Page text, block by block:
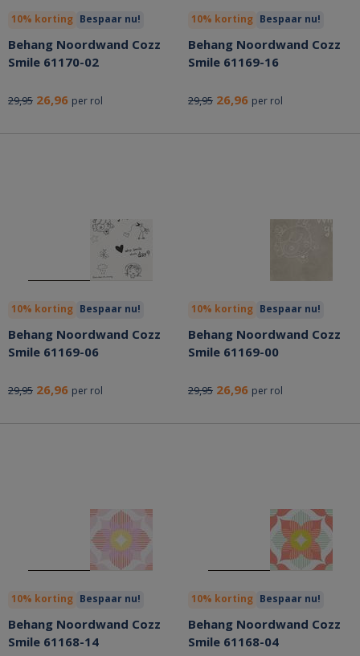
10% korting Bespaar nu!
Behang Noordwand Cozz
Smile 61170-02
29,95 26,96 per rol
10% korting Bespaar nu!
Behang Noordwand Cozz
Smile 61169-16
29,95 26,96 per rol
10% korting Bespaar nu!
Behang Noordwand Cozz
Smile 61169-06
29,95 26,96 per rol
10% korting Bespaar nu!
Behang Noordwand Cozz
Smile 61169-00
29,95 26,96 per rol
10% korting Bespaar nu!
Behang Noordwand Cozz
Smile 61168-14
10% korting Bespaar nu!
Behang Noordwand Cozz
Smile 61168-04